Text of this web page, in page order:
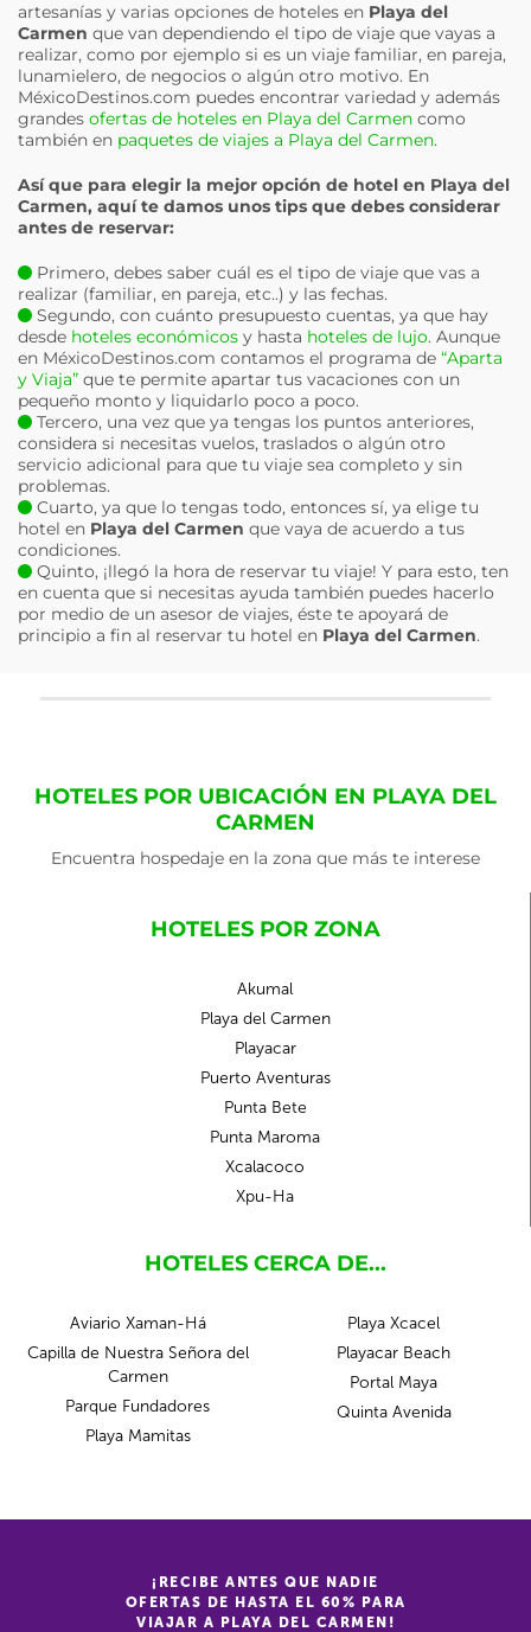
artesanías y varias opciones de hoteles en Playa del
Carmen que van dependiendo el tipo de viaje que vayas a
realizar, como por ejemplo si es un viaje familiar, en pareja,
lunamielero, de negocios o algún otro motivo. En
MéxicoDestinos.com puedes encontrar variedad y además
grandes ofertas de hoteles en Playa del Carmen como
también en paquetes de viajes a Playa del Carmen.
Así que para elegir la mejor opción de hotel en Playa del
Carmen, aquí te damos unos tips que debes considerar
antes de reservar:
Primero, debes saber cuál es el tipo de viaje que vas a
realizar (familiar, en pareja, etc..) y las fechas.
Segundo, con cuánto presupuesto cuentas, ya que hay
desde hoteles económicos y hasta hoteles de lujo. Aunque
en MéxicoDestinos.com contamos el programa de “Aparta
y Viaja” que te permite apartar tus vacaciones con un
pequeño monto y liquidarlo poco a poco.
Tercero, una vez que ya tengas los puntos anteriores,
considera si necesitas vuelos, traslados o algún otro
servicio adicional para que tu viaje sea completo y sin
problemas.
Cuarto, ya que lo tengas todo, entonces sí, ya elige tu
hotel en Playa del Carmen que vaya de acuerdo a tus
condiciones.
Quinto, ¡llegó la hora de reservar tu viaje! Y para esto, ten
en cuenta que si necesitas ayuda también puedes hacerlo
por medio de un asesor de viajes, éste te apoyará de
principio a fin al reservar tu hotel en Playa del Carmen.
HOTELES POR UBICACIÓN EN PLAYA DEL
CARMEN
Encuentra hospedaje en la zona que más te interese
HOTELES POR ZONA
Akumal
Playa del Carmen
Playacar
Puerto Aventuras
Punta Bete
Punta Maroma
Xcalacoco
Xpu-Ha
HOTELES CERCA DE...
Aviario Xaman-Há
Capilla de Nuestra Señora del
Carmen
Parque Fundadores
Playa Mamitas
Playa Xcacel
Playacar Beach
Portal Maya
Quinta Avenida
¡RECIBE ANTES QUE NADIE
OFERTAS DE HASTA EL 60% PARA
VIAJAR A PLAYA DEL CARMEN!